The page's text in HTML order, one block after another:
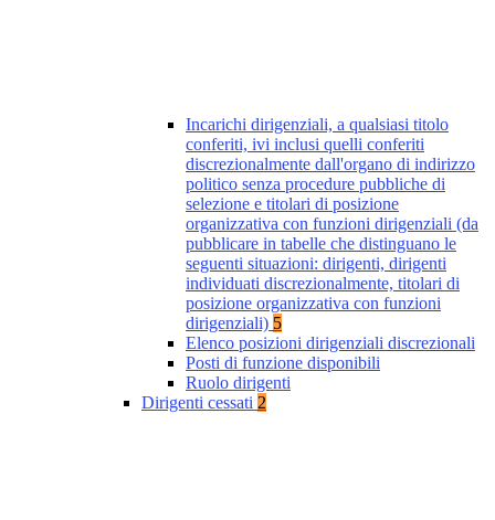
Incarichi dirigenziali, a qualsiasi titolo
conferiti, ivi inclusi quelli conferiti
discrezionalmente dall'organo di indirizzo
politico senza procedure pubbliche di
selezione e titolari di posizione
organizzativa con funzioni dirigenziali (da
pubblicare in tabelle che distinguano le
seguenti situazioni: dirigenti, dirigenti
individuati discrezionalmente, titolari di
posizione organizzativa con funzioni
dirigenziali) 5
Elenco posizioni dirigenziali discrezionali
Posti di funzione disponibili
Ruolo dirigenti
Dirigenti cessati 2